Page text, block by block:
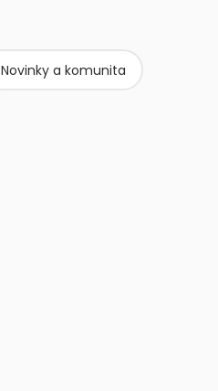
Novinky a komunita